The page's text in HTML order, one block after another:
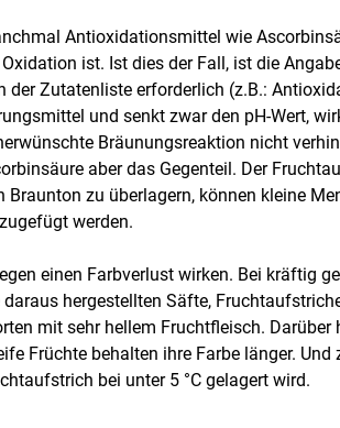
Antioxidationsmittel wie
ist. Ist dies der Fall, ist die
Zutatenliste erforderlich (z.B.:
und senkt zwar den pH-Wert,
Bräunungsreaktion nicht
aber das Gegenteil. Der
zu überlagern, können kleine
werden.
einen Farbverlust wirken. Bei kräftig
hergestellten Säfte,
mit sehr hellem Fruchtfleisch. Darüber
Früchte behalten ihre Farbe länger.
bei unter 5 °C gelagert wird.